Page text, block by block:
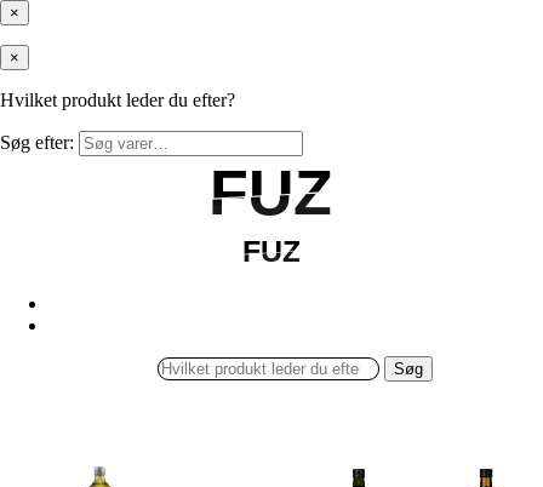
×
×
Hvilket produkt leder du efter?
Søg efter:
FUZ
FUZ
FUZ
FUZ
Søg